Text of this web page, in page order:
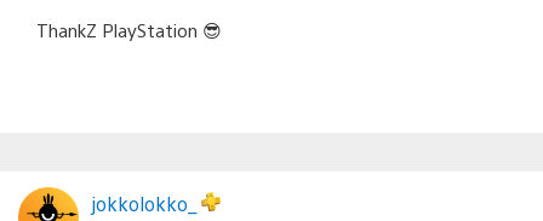
ThankZ PlayStation 😎
jokkolokko_